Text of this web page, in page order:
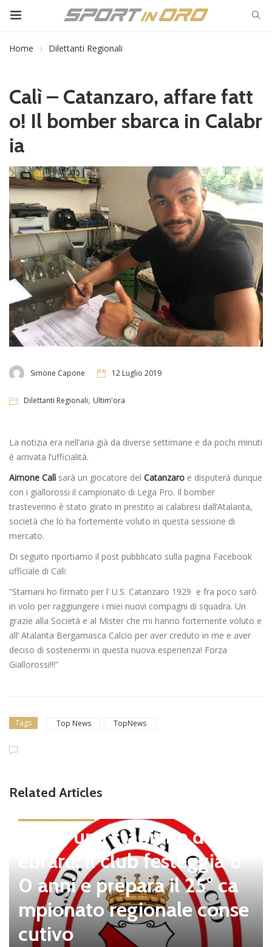
Home Dilettanti Regionali
Calì – Catanzaro, affare fatt
o! Il bomber sbarca in Calabr
ia
Simone Capone 12 Luglio 2019
Dilettanti Regionali, Ultim'ora
La notizia era nell’aria già da diverse settimane e da pochi minuti
è arrivata l’ufficialità.
Aimone Calì sarà un giocatore del Catanzaro e disputerà dunque
con i giallorossi il campionato di Lega Pro. Il bomber
trasteverino è stato girato in prestito ai calabresi dall’Atalanta,
società che lo ha fortemente voluto in questa sessione di
mercato.
Di seguito riportiamo il post pubblicato sulla pagina Facebook
ufficiale di Calì:
“Stamani ho firmato per l’ U.S. Catanzaro 1929 e fra poco sarò
in volo per raggiungere i miei nuovi compagni di squadra. Un
grazie alla Società e al Mister che mi hanno fortemente voluto e
all’ Atalanta Bergamasca Calcio per aver creduto in me e aver
deciso di sostenermi in questa nuova esperienza! Forza
Giallorossi!!!”
Tags Top News TopNews
Related Articles
Tolfa, una stagione da cel
ebrare: il club festeggia 8
0 anni e prepara il 25° ca
mpionato regionale conse
cutivo